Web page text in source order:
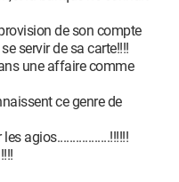
de son compte
servir de sa carte!!!!
une affaire comme
ce genre de
agios.................!!!!!!